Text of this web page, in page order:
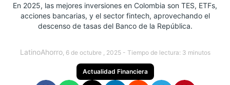
En 2025, las mejores inversiones en Colombia son TES, ETFs,
acciones bancarias, y el sector fintech, aprovechando el
descenso de tasas del Banco de la República.
LatinoAhorro, 6 de octubre , 2025 - Tiempo de lectura: 3 minutos
Actualidad Financiera